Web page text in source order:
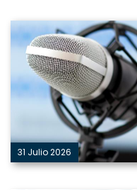
¿Qué es la interpretación
simultánea y cuándo la
necesitas? La guía
definitiva para entender
cómo funciona
31 Julio 2026